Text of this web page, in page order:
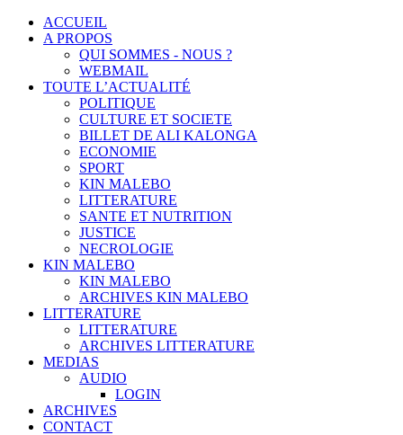
ACCUEIL
A PROPOS
QUI SOMMES - NOUS ?
WEBMAIL
TOUTE L’ACTUALITÉ
POLITIQUE
CULTURE ET SOCIETE
BILLET DE ALI KALONGA
ECONOMIE
SPORT
KIN MALEBO
LITTERATURE
SANTE ET NUTRITION
JUSTICE
NECROLOGIE
KIN MALEBO
KIN MALEBO
ARCHIVES KIN MALEBO
LITTERATURE
LITTERATURE
ARCHIVES LITTERATURE
MEDIAS
AUDIO
LOGIN
ARCHIVES
CONTACT